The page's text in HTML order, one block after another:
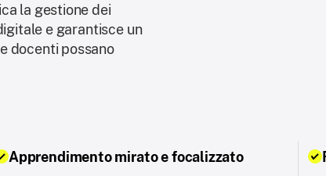
la gestione dei
e garantisce un
docenti possano
Apprendimento mirato e focalizzato